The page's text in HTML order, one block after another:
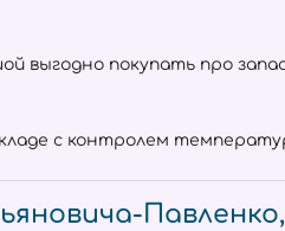
выгодно покупать про
с контролем